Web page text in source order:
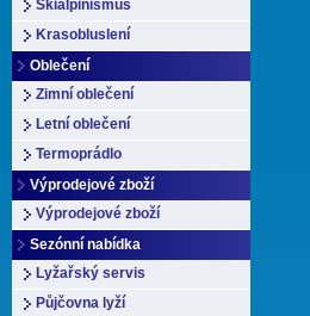
Skialpinismus
Krasobluslení
Oblečení
Zimní oblečení
Letní oblečení
Termoprádlo
Výprodejové zboží
Výprodejové zboží
Sezónní nabídka
Lyžařský servis
Půjčovna lyží